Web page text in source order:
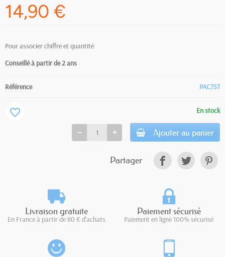
14,90 €
Pour associer chiffre et quantité
Conseillé à partir de 2ans
Référence PAC757
En stock
Ajouter au panier
favorite_border
Partager
Livraison gratuite
En France à partir de 80 € d'achats
Paiement sécurisé
Paiement en ligne 100% sécurisé